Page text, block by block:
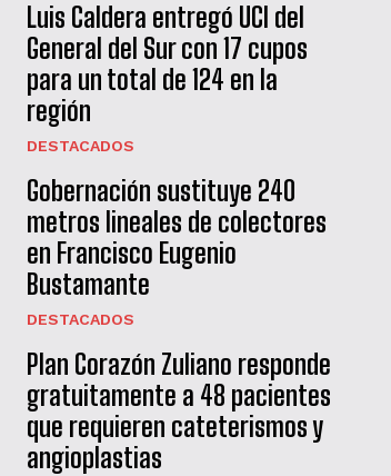
Luis Caldera entregó UCI del
General del Sur con 17 cupos
para un total de 124 en la
región
DESTACADOS
Gobernación sustituye 240
metros lineales de colectores
en Francisco Eugenio
Bustamante
DESTACADOS
Plan Corazón Zuliano responde
gratuitamente a 48 pacientes
que requieren cateterismos y
angioplastias